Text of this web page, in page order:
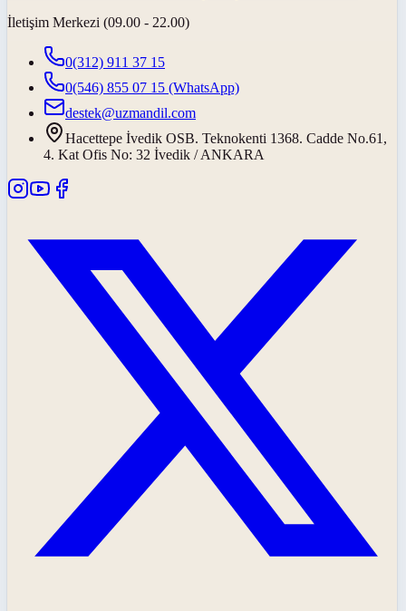
İletişim Merkezi (09.00 - 22.00)
0(312) 911 37 15
0(546) 855 07 15 (WhatsApp)
destek@uzmandil.com
Hacettepe İvedik OSB. Teknokenti 1368. Cadde No.61,
4. Kat Ofis No: 32 İvedik / ANKARA